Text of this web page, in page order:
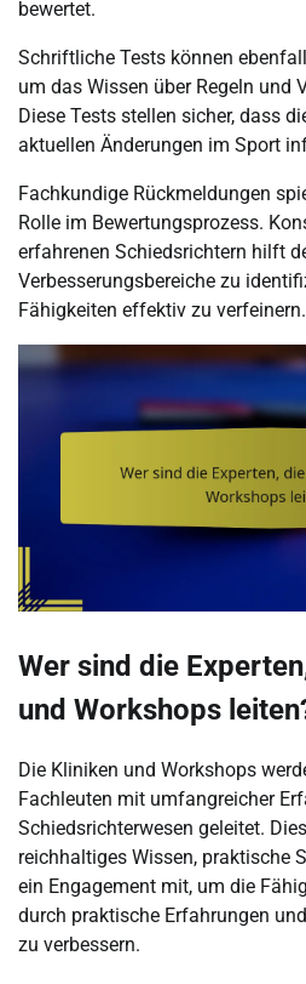
bewertet.
Schriftliche Tests können
um das Wissen über Regeln und
Diese Tests stellen sicher, dass
aktuellen Änderungen im Sport
Fachkundige Rückmeldungen
Rolle im Bewertungsprozess.
erfahrenen Schiedsrichtern hilft
Verbesserungsbereiche zu
Fähigkeiten effektiv zu verfeinern.
Wer sind die
und Workshops
Die Kliniken und Workshops
Fachleuten mit umfangreicher
Schiedsrichterwesen geleitet.
reichhaltiges Wissen, praktische
ein Engagement mit, um die
durch praktische Erfahrungen
zu verbessern.